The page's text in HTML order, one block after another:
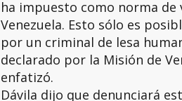
ha impuesto como norma
Venezuela. Esto sólo es
por un criminal de lesa
declarado por la Misión de
enfatizó.
Dávila dijo que denunciará